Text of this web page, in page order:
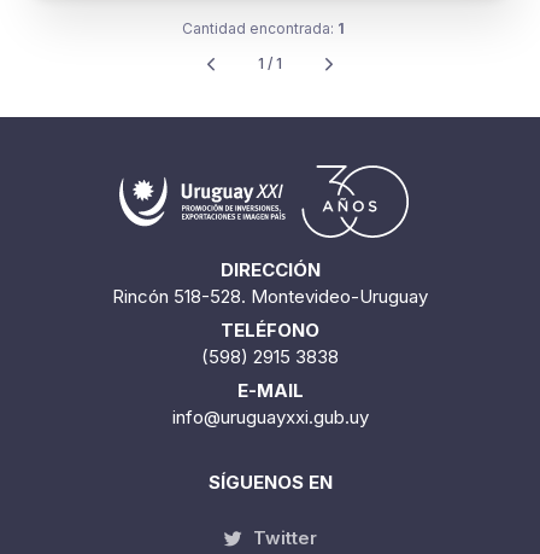
Cantidad encontrada: 1
1 / 1
DIRECCIÓN
Rincón 518-528. Montevideo-Uruguay
TELÉFONO
(598) 2915 3838
E-MAIL
info@uruguayxxi.gub.uy
SÍGUENOS EN
Twitter